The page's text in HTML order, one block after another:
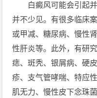
白癜风可能会引起并
并不少见。有很多临床
或甲减、糖尿病、慢性
性肝炎等。此外，有研
痣、斑秃、银屑病、硬
疹、支气管哮喘、特应
肌无力、慢性皮下念珠